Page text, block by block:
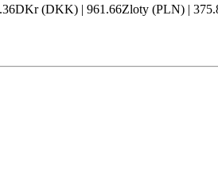
(DKK) | 961.66Zloty (PLN) |